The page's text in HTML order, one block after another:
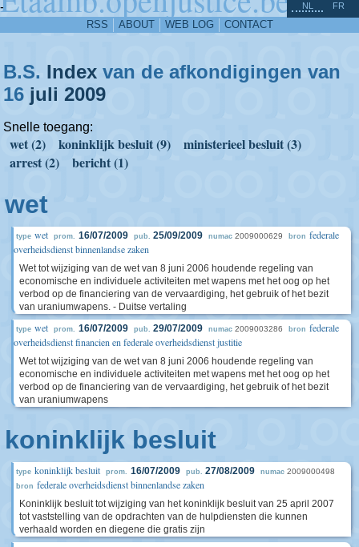
-
RSS ABOUT WEB LOG CONTACT
NL FR
B.S. Index van de afkondigingen van
16 juli 2009
Snelle toegang:
wet (2) koninklijk besluit (9)
ministerieel besluit (3)
arrest (2)
bericht (1)
wet
type wet prom. 16/07/2009 pub. 25/09/2009 numac 2009000629 bron federale
overheidsdienst binnenlandse zaken
Wet tot wijziging van de wet van 8 juni 2006 houdende regeling van
economische en individuele activiteiten met wapens met het oog op het
verbod op de financiering van de vervaardiging, het gebruik of het bezit
van uraniumwapens. - Duitse vertaling
type wet prom. 16/07/2009 pub. 29/07/2009 numac 2009003286 bron federale
overheidsdienst financien en federale overheidsdienst justitie
Wet tot wijziging van de wet van 8 juni 2006 houdende regeling van
economische en individuele activiteiten met wapens met het oog op het
verbod op de financiering van de vervaardiging, het gebruik of het bezit
van uraniumwapens
koninklijk besluit
type koninklijk besluit prom. 16/07/2009 pub. 27/08/2009 numac 2009000498
bron federale overheidsdienst binnenlandse zaken
Koninklijk besluit tot wijziging van het koninklijk besluit van 25 april 2007
tot vaststelling van de opdrachten van de hulpdiensten die kunnen
verhaald worden en diegene die gratis zijn
^